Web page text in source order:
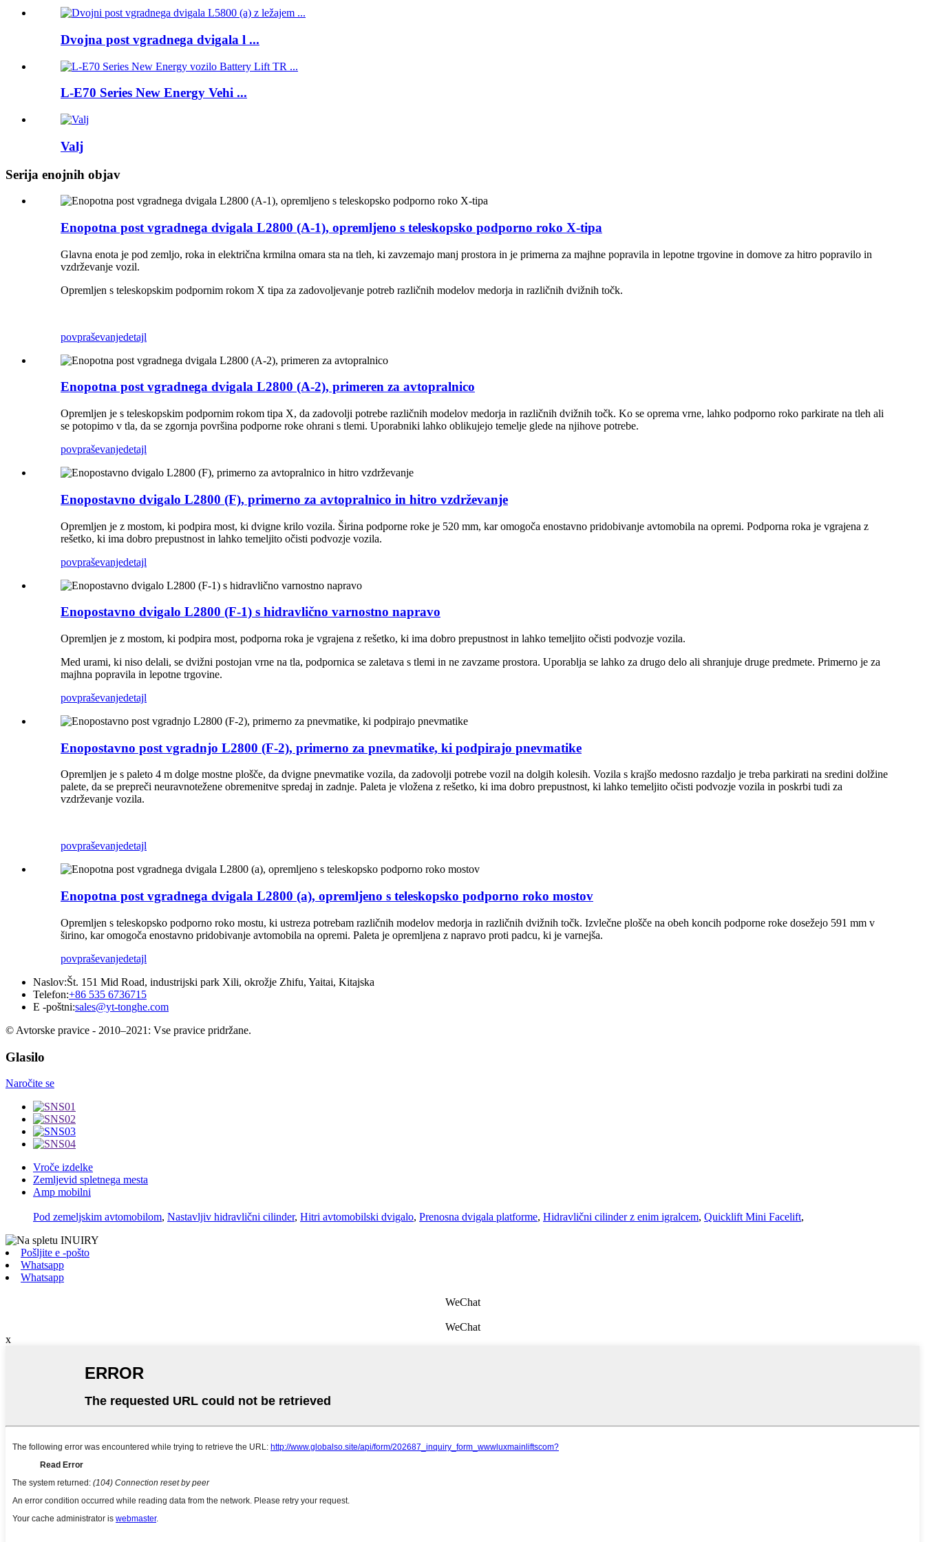
Dvojna post vgradnega dvigala l ...
L-E70 Series New Energy Vehi ...
Valj
Serija enojnih objav
Enopotna post vgradnega dvigala L2800 (A-1), opremljeno s teleskopsko podporno roko X-tipa
Glavna enota je pod zemljo, roka in električna krmilna omara sta na tleh, ki zavzemajo manj prostora in je primerna za majhne popravila in lepotne trgovine in domove za hitro popravilo in
vzdrževanje vozil.
Opremljen s teleskopskim podpornim rokom X tipa za zadovoljevanje potreb različnih modelov medorja in različnih dvižnih točk.
povpraševanjedetajl
Enopotna post vgradnega dvigala L2800 (A-2), primeren za avtopralnico
Opremljen je s teleskopskim podpornim rokom tipa X, da zadovolji potrebe različnih modelov medorja in različnih dvižnih točk. Ko se oprema vrne, lahko podporno roko parkirate na tleh ali
se potopimo v tla, da se zgornja površina podporne roke ohrani s tlemi. Uporabniki lahko oblikujejo temelje glede na njihove potrebe.
povpraševanjedetajl
Enopostavno dvigalo L2800 (F), primerno za avtopralnico in hitro vzdrževanje
Opremljen je z mostom, ki podpira most, ki dvigne krilo vozila. Širina podporne roke je 520 mm, kar omogoča enostavno pridobivanje avtomobila na opremi. Podporna roka je vgrajena z
rešetko, ki ima dobro prepustnost in lahko temeljito očisti podvozje vozila.
povpraševanjedetajl
Enopostavno dvigalo L2800 (F-1) s hidravlično varnostno napravo
Opremljen je z mostom, ki podpira most, podporna roka je vgrajena z rešetko, ki ima dobro prepustnost in lahko temeljito očisti podvozje vozila.
Med urami, ki niso delali, se dvižni postojan vrne na tla, podpornica se zaletava s tlemi in ne zavzame prostora. Uporablja se lahko za drugo delo ali shranjuje druge predmete. Primerno je za
majhna popravila in lepotne trgovine.
povpraševanjedetajl
Enopostavno post vgradnjo L2800 (F-2), primerno za pnevmatike, ki podpirajo pnevmatike
Opremljen je s paleto 4 m dolge mostne plošče, da dvigne pnevmatike vozila, da zadovolji potrebe vozil na dolgih kolesih. Vozila s krajšo medosno razdaljo je treba parkirati na sredini dolžine
palete, da se prepreči neuravnotežene obremenitve spredaj in zadnje. Paleta je vložena z rešetko, ki ima dobro prepustnost, ki lahko temeljito očisti podvozje vozila in poskrbi tudi za
vzdrževanje vozila.
povpraševanjedetajl
Enopotna post vgradnega dvigala L2800 (a), opremljeno s teleskopsko podporno roko mostov
Opremljen s teleskopsko podporno roko mostu, ki ustreza potrebam različnih modelov medorja in različnih dvižnih točk. Izvlečne plošče na obeh koncih podporne roke dosežejo 591 mm v
širino, kar omogoča enostavno pridobivanje avtomobila na opremi. Paleta je opremljena z napravo proti padcu, ki je varnejša.
povpraševanjedetajl
Naslov:Št. 151 Mid Road, industrijski park Xili, okrožje Zhifu, Yaitai, Kitajska
Telefon:+86 535 6736715
E -poštni:sales@yt-tonghe.com
© Avtorske pravice - 2010–2021: Vse pravice pridržane.
Glasilo
Naročite se
Vroče izdelke
Zemljevid spletnega mesta
Amp mobilni
Pod zemeljskim avtomobilom, Nastavljiv hidravlični cilinder, Hitri avtomobilski dvigalo, Prenosna dvigala platforme, Hidravlični cilinder z enim igralcem, Quicklift Mini Facelift,
Pošljite e -pošto
Whatsapp
Whatsapp
WeChat
WeChat
x